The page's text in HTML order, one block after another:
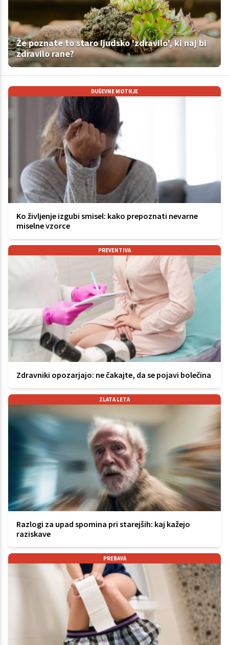
Že poznate to staro ljudsko 'zdravilo', ki naj bi
zdravilo rane?
DUŠEVNE MOTNJE
Ko življenje izgubi smisel: kako prepoznati nevarne
miselne vzorce
PREVENTIVA
Zdravniki opozarjajo: ne čakajte, da se pojavi bolečina
ZLATA LETA
Razlogi za upad spomina pri starejših: kaj kažejo
raziskave
PREBAVA